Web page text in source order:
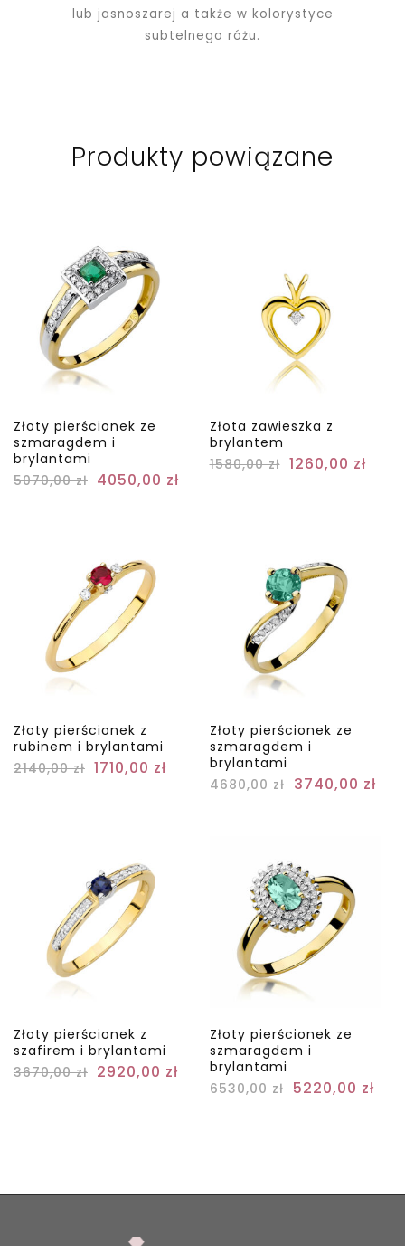
lub jasnoszarej a także w kolorystyce
subtelnego różu.
Produkty powiązane
Złoty pierścionek ze
szmaragdem i
brylantami
5070,00zł 4050,00 zł
Złota zawieszka z
brylantem
1580,00zł 1260,00 zł
Złoty pierścionek z
rubinem i brylantami
2140,00zł 1710,00 zł
Złoty pierścionek ze
szmaragdem i
brylantami
4680,00zł 3740,00 zł
Złoty pierścionek z
szafirem i brylantami
3670,00zł 2920,00 zł
Złoty pierścionek ze
szmaragdem i
brylantami
6530,00zł 5220,00 zł